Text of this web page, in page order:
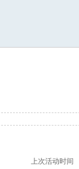
上次活动时间